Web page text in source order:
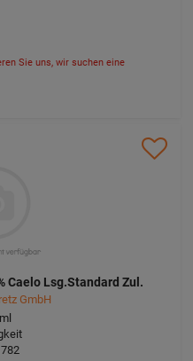
Sie uns, wir suchen eine
Caelo Lsg.Standard Zul.
GmbH
ml